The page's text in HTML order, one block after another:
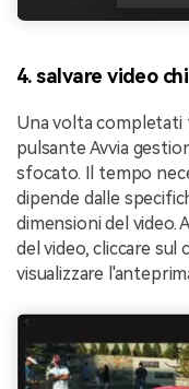
4. salvare video
Una volta completati
pulsante Avvia
sfocato. Il tempo
dipende dalle
dimensioni del video.
del video, cliccare
visualizzare